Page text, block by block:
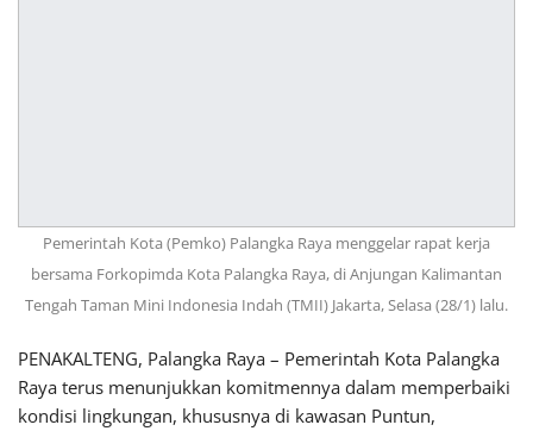
Pemerintah Kota (Pemko) Palangka Raya menggelar rapat kerja
bersama Forkopimda Kota Palangka Raya, di Anjungan Kalimantan
Tengah Taman Mini Indonesia Indah (TMII) Jakarta, Selasa (28/1) lalu.
PENAKALTENG, Palangka Raya – Pemerintah Kota Palangka
Raya terus menunjukkan komitmennya dalam memperbaiki
kondisi lingkungan, khususnya di kawasan Puntun,